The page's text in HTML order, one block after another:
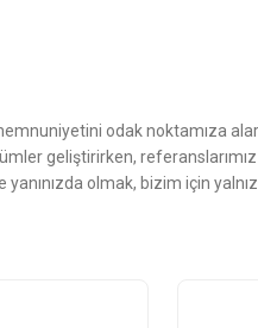
alternatifler olmalı.
odak noktamıza
geliştirirken,
yanınızda olmak, bizim için